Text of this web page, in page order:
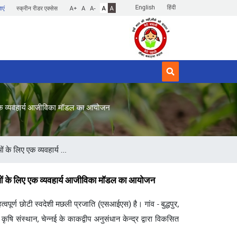
English हिंदी
स्क्रीन रीडर एक्सेस A+ A A- A A
आजीविका मॉडल का आयोजन
लिए एक व्यवहार्य ...
के लिए एक व्यवहार्य आजीविका मॉडल का आयोजन
छोटी स्वदेशी मछली प्रजाति (एसआईएस) है। गांव - बुद्धपुर,
संस्थान, चेन्नई के काकद्वीप अनुसंधान केन्द्र द्वारा विकसित